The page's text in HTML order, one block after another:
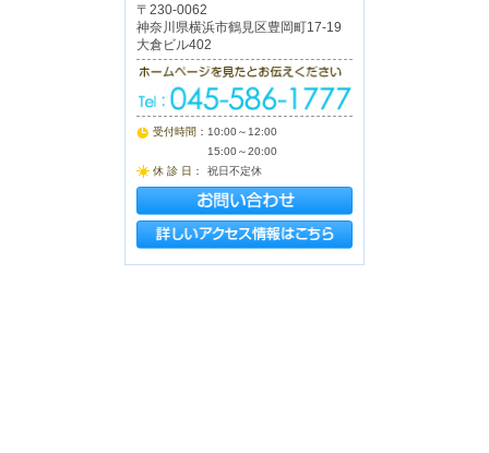
〒230-0062
神奈川県横浜市鶴見区豊岡町17-19
大倉ビル402
受付時間： 10:00～12:00
15:00～20:00
休 診 日：
祝日不定休